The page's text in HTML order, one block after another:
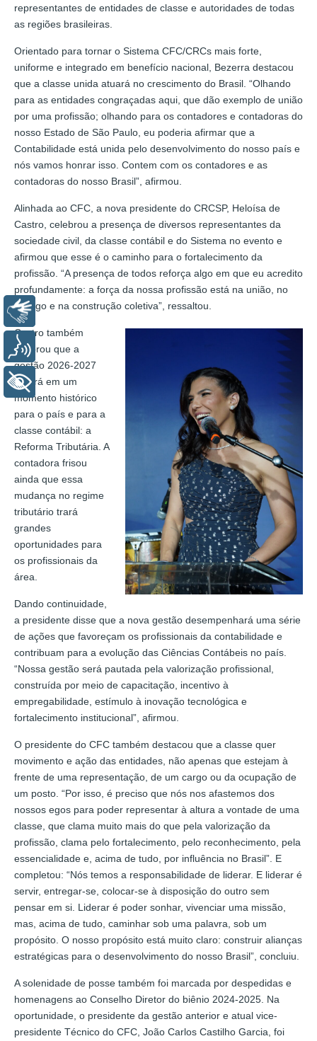
representantes de entidades de classe e autoridades de todas
as regiões brasileiras.
Orientado para tornar o Sistema CFC/CRCs mais forte,
uniforme e integrado em benefício nacional, Bezerra destacou
que a classe unida atuará no crescimento do Brasil. “Olhando
para as entidades congraçadas aqui, que dão exemplo de união
por uma profissão; olhando para os contadores e contadoras do
nosso Estado de São Paulo, eu poderia afirmar que a
Contabilidade está unida pelo desenvolvimento do nosso país e
nós vamos honrar isso. Contem com os contadores e as
contadoras do nosso Brasil”, afirmou.
Alinhada ao CFC, a nova presidente do CRCSP, Heloísa de
Castro, celebrou a presença de diversos representantes da
sociedade civil, da classe contábil e do Sistema no evento e
afirmou que esse é o caminho para o fortalecimento da
profissão. “A presença de todos reforça algo em que eu acredito
profundamente: a força da nossa profissão está na união, no
diálogo e na construção coletiva”, ressaltou.
Castro também
lembrou que a
gestão 2026-2027
atuará em um
momento histórico
para o país e para a
classe contábil: a
Reforma Tributária. A
contadora frisou
ainda que essa
mudança no regime
tributário trará
grandes
oportunidades para
os profissionais da
área.
Dando continuidade,
a presidente disse que a nova gestão desempenhará uma série
de ações que favoreçam os profissionais da contabilidade e
contribuam para a evolução das Ciências Contábeis no país.
“Nossa gestão será pautada pela valorização profissional,
construída por meio de capacitação, incentivo à
empregabilidade, estímulo à inovação tecnológica e
fortalecimento institucional”, afirmou.
O presidente do CFC também destacou que a classe quer
movimento e ação das entidades, não apenas que estejam à
frente de uma representação, de um cargo ou da ocupação de
um posto. “Por isso, é preciso que nós nos afastemos dos
nossos egos para poder representar à altura a vontade de uma
classe, que clama muito mais do que pela valorização da
profissão, clama pelo fortalecimento, pelo reconhecimento, pela
essencialidade e, acima de tudo, por influência no Brasil”. E
completou: “Nós temos a responsabilidade de liderar. E liderar é
servir, entregar-se, colocar-se à disposição do outro sem
pensar em si. Liderar é poder sonhar, vivenciar uma missão,
mas, acima de tudo, caminhar sob uma palavra, sob um
propósito. O nosso propósito está muito claro: construir alianças
estratégicas para o desenvolvimento do nosso Brasil”, concluiu.
A solenidade de posse também foi marcada por despedidas e
homenagens ao Conselho Diretor do biênio 2024-2025. Na
oportunidade, o presidente da gestão anterior e atual vice-
presidente Técnico do CFC, João Carlos Castilho Garcia, foi
Libras
Voz
+ Acessibilidade